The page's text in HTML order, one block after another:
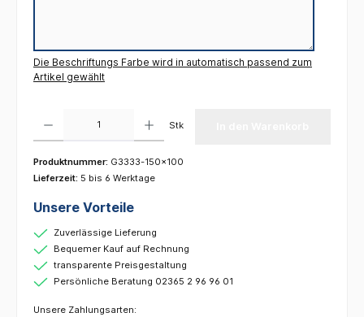
Die Beschriftungs Farbe wird in automatisch passend zum
Artikel gewählt
Stk
Produktnummer: G3333-150x100
Lieferzeit: 5 bis 6 Werktage
Unsere Vorteile
Zuverlässige Lieferung
Bequemer Kauf auf Rechnung
transparente Preisgestaltung
Persönliche Beratung 02365 2 96 96 01
Unsere Zahlungsarten: